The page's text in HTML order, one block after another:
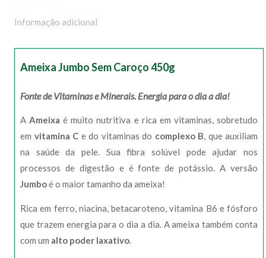
Informação adicional
Ameixa Jumbo Sem Caroço 450g
Fonte de Vitaminas e Minerais. Energia para o dia a dia!
A Ameixa é muito nutritiva e rica em vitaminas, sobretudo
em vitamina C e do vitaminas do complexo B , que auxiliam
na saúde da pele. Sua fibra solúvel pode ajudar nos
processos de digestão e é fonte de potássio. A versão
Jumboé o maior tamanho da ameixa!
Rica em ferro, niacina, betacaroteno, vitamina B6 e fósforo
que trazem energia para o dia a dia. A ameixa também conta
com um alto poder laxativo